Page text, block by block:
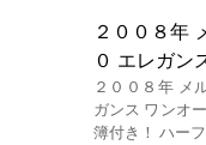
２００８年
０ エレガン
２００８年 メ
ガンス ワンオ
簿付き！ ハー